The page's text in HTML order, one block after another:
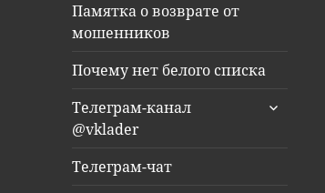
Памятка о возврате от
мошенников
Почему нет белого списка
Телеграм-канал
@vklader
раскрыть
Телеграм-чат